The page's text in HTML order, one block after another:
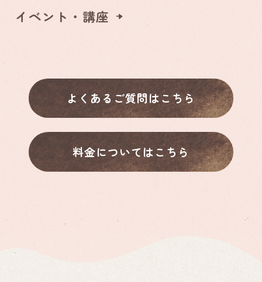
イベント・講座
よくあるご質問はこちら
料金についてはこちら